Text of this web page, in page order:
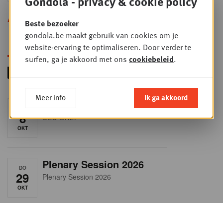
Alle opleidingen
DO
8
OKT
RET-TALK
CEO ONLY
DO
29
OKT
Plenary Session 2026
Plenary Session 2026
Beste bezoeker
gondola.be maakt gebruik van cookies om je
website-ervaring te optimaliseren. Door verder te
surfen, ga je akkoord met ons cookiebeleid.
Meer info Ik ga akkoord